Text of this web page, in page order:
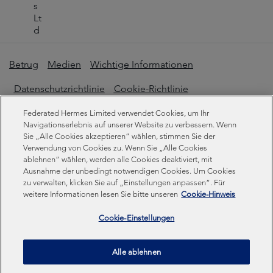
s
Lt
d
Betrug Medien Wichtige Informationen
Datenschutzrichtlinie Cookie-Richtlinie
Erklärung zur modernen Sklaverei
Offenlegungen zur Nachhaltigkeit
Federated Hermes Limited. Eingetragen in England und
Wales unter der Registrierungsnummer 01661776.
Eingetragener Sitz: Sixth Floor, 150 Cheapside, London
Federated Hermes Limited ist Eigentum von Federated
Hermes, Inc © Copyright Federated Hermes Limited 2026 |
Federated Hermes Limited verwendet Cookies, um Ihr
Navigationserlebnis auf unserer Website zu verbessern. Wenn
Sie „Alle Cookies akzeptieren“ wählen, stimmen Sie der
Verwendung von Cookies zu. Wenn Sie „Alle Cookies
ablehnen“ wählen, werden alle Cookies deaktiviert, mit
Ausnahme der unbedingt notwendigen Cookies. Um Cookies
zu verwalten, klicken Sie auf „Einstellungen anpassen“. Für
weitere Informationen lesen Sie bitte unseren Cookie-Hinweis
Cookie-Einstellungen
Alle ablehnen